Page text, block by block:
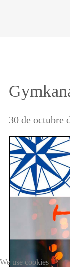
30 de octubre
We use cookies